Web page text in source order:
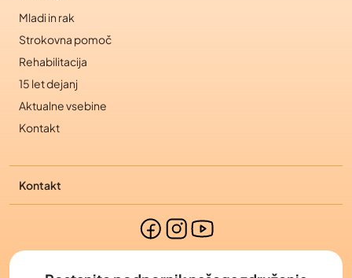
Mladi in rak
Strokovna pomoč
Rehabilitacija
15 let dejanj
Aktualne vsebine
Kontakt
Kontakt